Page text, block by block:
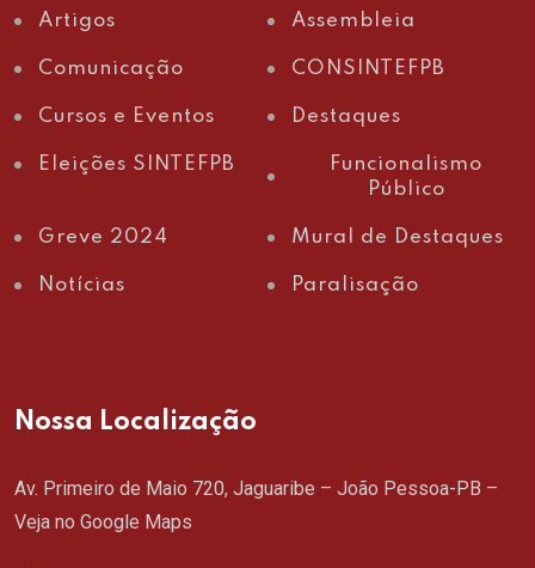
Artigos Assembleia
Comunicação CONSINTEFPB
Cursos e Eventos Destaques
Eleições SINTEFPB
Funcionalismo
Público
Greve 2024 Mural de Destaques
Notícias Paralisação
Nossa Localização
Av. Primeiro de Maio 720, Jaguaribe – João Pessoa-PB –
Veja no Google Maps